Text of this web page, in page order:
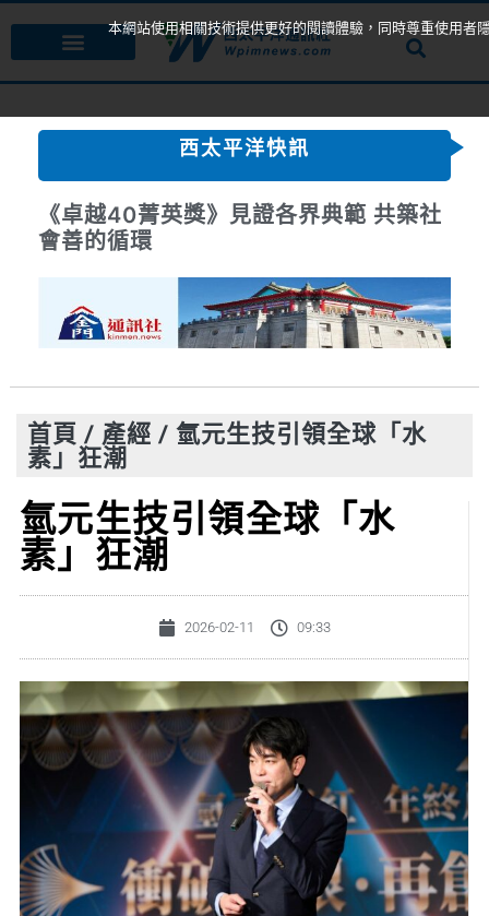
西太平洋快訊
《卓越40菁英獎》見證各界典範 共築社
會善的循環
首頁 / 產經 / 氫元生技引領全球「水
素」狂潮
氫元生技引領全球「水
素」狂潮
2026-02-11 09:33
本網站使用相關技術提供更好的閱讀體驗，同時尊重使用者